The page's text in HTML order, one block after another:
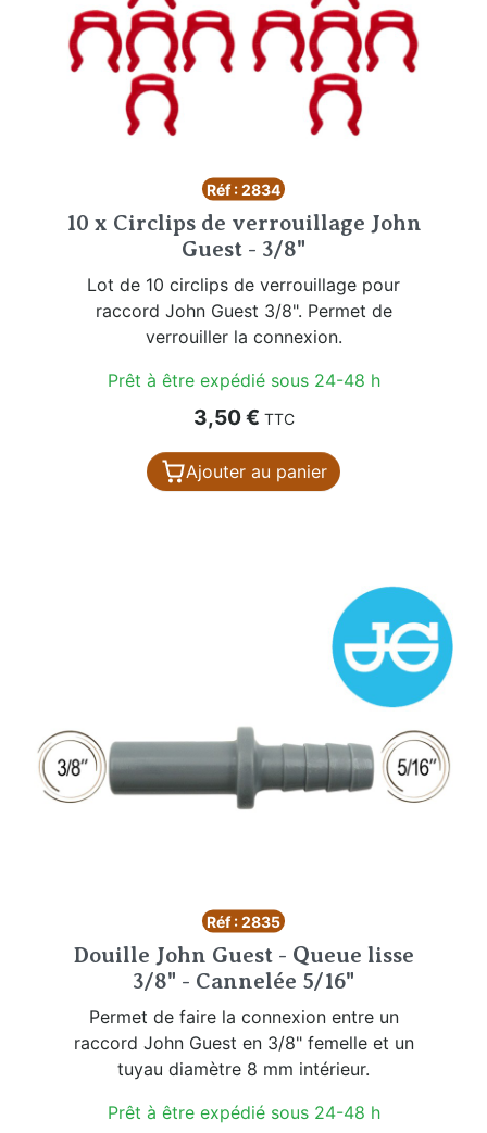
Réf : 2834
10 x Circlips de verrouillage John
Guest - 3/8"
Lot de 10 circlips de verrouillage pour
raccord John Guest 3/8". Permet de
verrouiller la connexion.
Prêt à être expédié sous 24-48 h
Prix
3,50 € TTC
Ajouter au panier
Réf : 2835
Douille John Guest - Queue lisse
3/8" - Cannelée 5/16"
Permet de faire la connexion entre un
raccord John Guest en 3/8" femelle et un
tuyau diamètre 8 mm intérieur.
Prêt à être expédié sous 24-48 h